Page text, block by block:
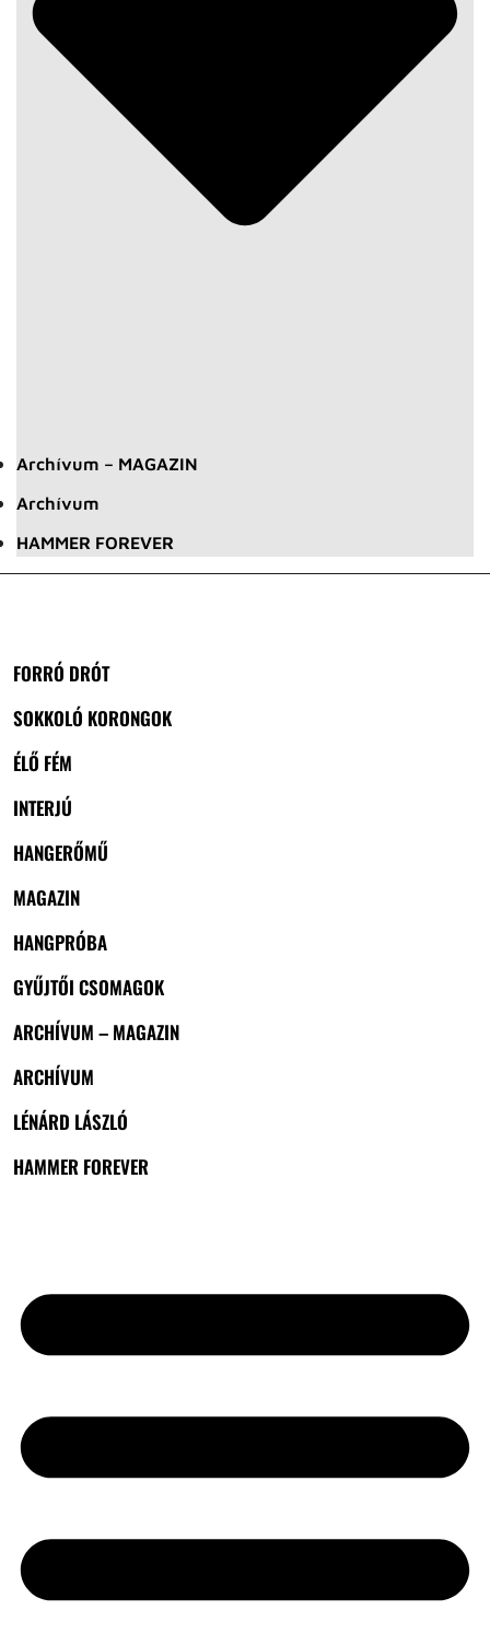
Archívum – MAGAZIN
Archívum
HAMMER FOREVER
FORRÓ DRÓT
SOKKOLÓ KORONGOK
ÉLŐ FÉM
INTERJÚ
HANGERŐMŰ
MAGAZIN
HANGPRÓBA
GYŰJTŐI CSOMAGOK
ARCHÍVUM – MAGAZIN
ARCHÍVUM
LÉNÁRD LÁSZLÓ
HAMMER FOREVER